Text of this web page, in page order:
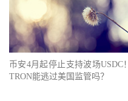
币安4月起停止支持波场USDC！
TRON能逃过美国监管吗？